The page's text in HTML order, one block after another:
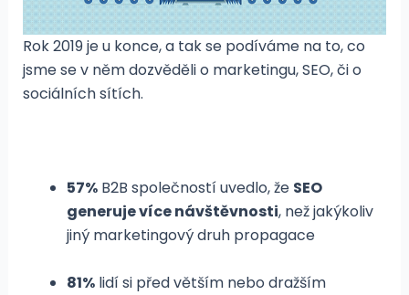
Rok 2019 je u konce, a tak se podíváme na to, co
jsme se v něm dozvěděli o marketingu, SEO, či o
sociálních sítích.
57%B2B společností uvedlo, že SEO
generuje více návštěvnosti, než jakýkoliv
jiný marketingový druh propagace
81%lidí si před větším nebo dražším